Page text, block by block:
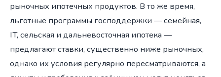
рыночных ипотечных продуктов. В то же время,
льготные программы господдержки — семейная,
IT, сельская и дальневосточная ипотека —
предлагают ставки, существенно ниже рыночных,
однако их условия регулярно пересматриваются, а